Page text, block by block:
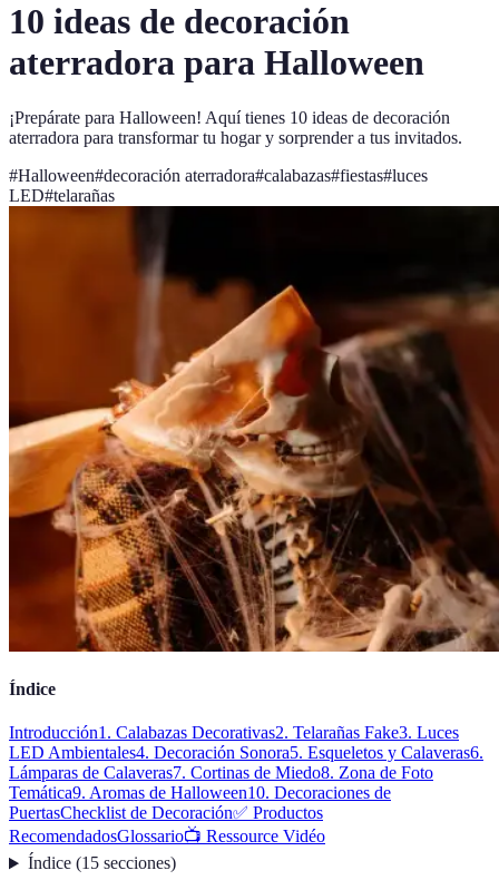
10 ideas de decoración
aterradora para Halloween
¡Prepárate para Halloween! Aquí tienes 10 ideas de decoración
aterradora para transformar tu hogar y sorprender a tus invitados.
#Halloween#decoración aterradora#calabazas#fiestas#luces
LED#telarañas
Índice
Introducción1. Calabazas Decorativas2. Telarañas Fake3. Luces
LED Ambientales4. Decoración Sonora5. Esqueletos y Calaveras6.
Lámparas de Calaveras7. Cortinas de Miedo8. Zona de Foto
Temática9. Aromas de Halloween10. Decoraciones de
PuertasChecklist de Decoración✅ Productos
RecomendadosGlossario📺 Ressource Vidéo
Índice(15 secciones)